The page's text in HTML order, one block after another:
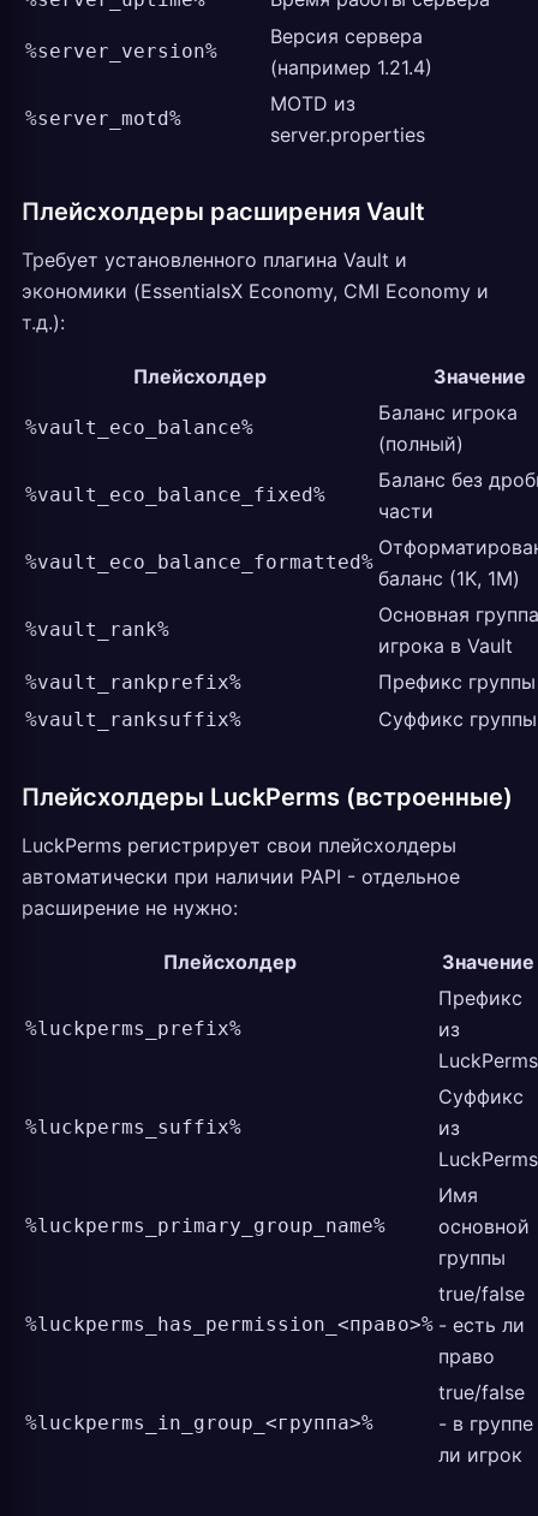
%server_version%
Версия сервера
(например 1.21.4)
%server_motd%
MOTD из
server.properties
Плейсхолдеры расширения Vault
Требует установленного плагина Vault и
экономики (EssentialsX Economy, CMI Economy и
т.д.):
Плейсхолдер Значение
%vault_eco_balance%
Баланс игрока
(полный)
%vault_eco_balance_fixed%
Баланс без
части
%vault_eco_balance_formatted%
баланс (1K, 1M)
%vault_rank%
Основная группа
игрока в Vault
%vault_rankprefix% Префикс группы
%vault_ranksuffix% Суффикс группы
Плейсхолдеры LuckPerms (встроенные)
LuckPerms регистрирует свои плейсхолдеры
автоматически при наличии PAPI - отдельное
расширение не нужно:
Плейсхолдер Значение
%luckperms_prefix%
Префикс
из
LuckPerms
%luckperms_suffix%
Суффикс
из
LuckPerms
%luckperms_primary_group_name%
Имя
основной
группы
%luckperms_has_permission_<право>%
true/false
- есть ли
право
%luckperms_in_group_<группа>%
true/false
- в группе
ли игрок